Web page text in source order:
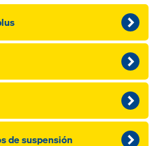
de suspensión